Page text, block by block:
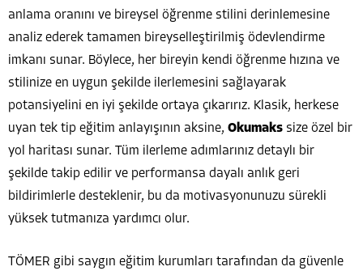
anlama oranını ve bireysel öğrenme stilini derinlemesine
analiz ederek tamamen bireyselleştirilmiş ödevlendirme
imkanı sunar. Böylece, her bireyin kendi öğrenme hızına ve
stilinize en uygun şekilde ilerlemesini sağlayarak
potansiyelini en iyi şekilde ortaya çıkarırız. Klasik, herkese
uyan tek tip eğitim anlayışının aksine, Okumaks size özel bir
yol haritası sunar. Tüm ilerleme adımlarınız detaylı bir
şekilde takip edilir ve performansa dayalı anlık geri
bildirimlerle desteklenir, bu da motivasyonunuzu sürekli
yüksek tutmanıza yardımcı olur.
TÖMER gibi saygın eğitim kurumları tarafından da güvenle